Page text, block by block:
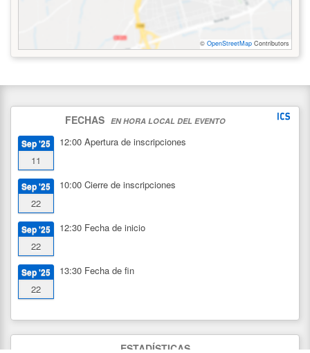
© OpenStreetMap Contributors
FECHAS EN HORA LOCAL DEL EVENTO
Sep '25
11
12:00 Apertura de inscripciones
Sep '25
22
10:00 Cierre de inscripciones
Sep '25
22
12:30 Fecha de inicio
Sep '25
22
13:30 Fecha de fin
ESTADÍSTICAS